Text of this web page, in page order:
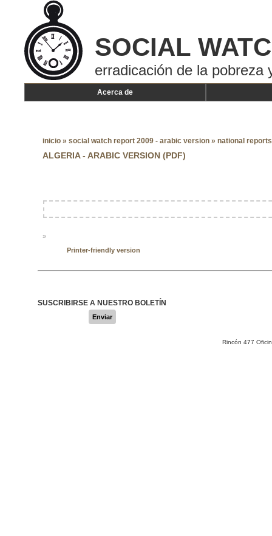
SOCIAL
erradicación de la pobreza
Acerca de
inicio » social watch report 2009 - arabic version » national reports
ALGERIA - ARABIC VERSION (PDF)
»
Printer-friendly version
SUSCRIBIRSE A NUESTRO BOLETÍN
Enviar
Rincón 477